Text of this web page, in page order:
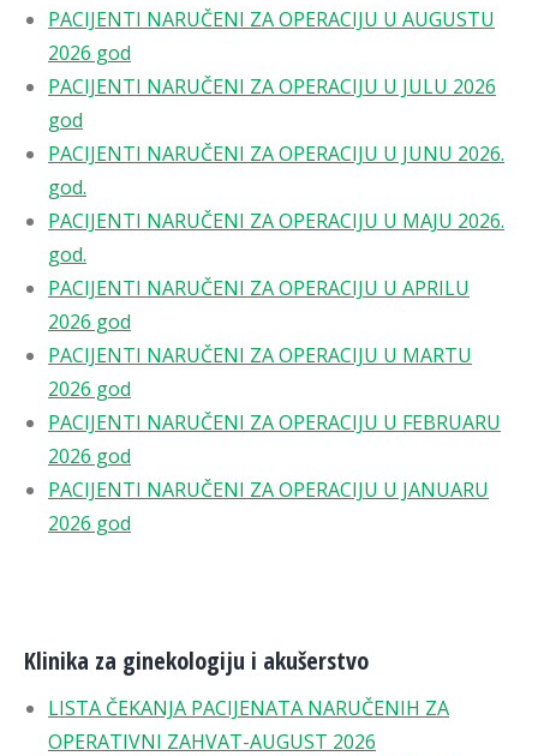
PACIJENTI NARUČENI ZA OPERACIJU U AUGUSTU
2026 god
PACIJENTI NARUČENI ZA OPERACIJU U JULU 2026
god
PACIJENTI NARUČENI ZA OPERACIJU U JUNU 2026.
god.
PACIJENTI NARUČENI ZA OPERACIJU U MAJU 2026.
god.
PACIJENTI NARUČENI ZA OPERACIJU U APRILU
2026 god
PACIJENTI NARUČENI ZA OPERACIJU U MARTU
2026 god
PACIJENTI NARUČENI ZA OPERACIJU U FEBRUARU
2026 god
PACIJENTI NARUČENI ZA OPERACIJU U JANUARU
2026 god
Klinika za ginekologiju i akušerstvo
LISTA ČEKANJA PACIJENATA NARUČENIH ZA
OPERATIVNI ZAHVAT-AUGUST 2026